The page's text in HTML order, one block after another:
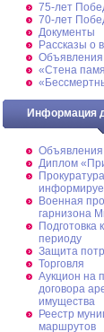
75-лет
70-лет
Документы
Рассказы о
Объявления
«Стена
Информация
Объявления
Диплом
Военная
гарнизона
Подготовка
периоду
Защита
Торговля
Аукцион на
договора
имущества
Реестр
маршрутов